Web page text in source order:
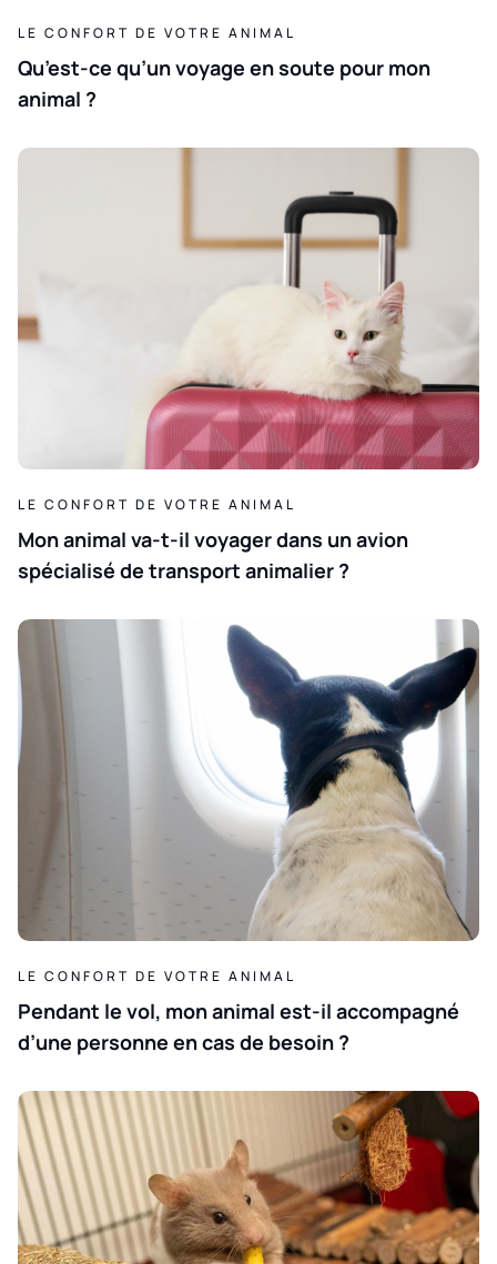
LE CONFORT DE VOTRE ANIMAL
Qu’est-ce qu’un voyage en soute pour mon
animal ?
LE CONFORT DE VOTRE ANIMAL
Mon animal va-t-il voyager dans un avion
spécialisé de transport animalier ?
LE CONFORT DE VOTRE ANIMAL
Pendant le vol, mon animal est-il accompagné
d’une personne en cas de besoin ?